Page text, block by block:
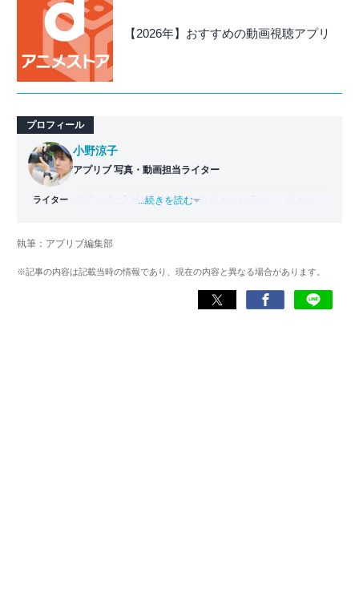
【2026年】おすすめの動画視聴アプリ
プロフィール
ライター
小野涼子
アプリブ 写真・動画担当ライター
アプリブに入社後、趣味であるカメラを活かし、カメラや
「誰でも本格的にアプリを使いこなせるようになるコンテ
...続きを読む
執筆：アプリブ編集部
※記事の内容は記載当時の情報であり、現在の内容と異なる場合があります。